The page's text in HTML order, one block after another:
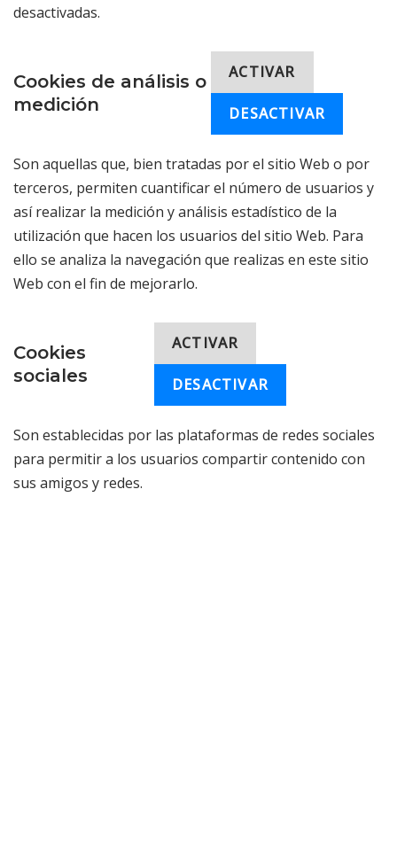
desactivadas.
Cookies de análisis o
medición
ACTIVAR
DESACTIVAR
Son aquellas que, bien tratadas por el sitio Web o por
terceros, permiten cuantificar el número de usuarios y
así realizar la medición y análisis estadístico de la
utilización que hacen los usuarios del sitio Web. Para
ello se analiza la navegación que realizas en este sitio
Web con el fin de mejorarlo.
Cookies
sociales
ACTIVAR
DESACTIVAR
Son establecidas por las plataformas de redes sociales
para permitir a los usuarios compartir contenido con
sus amigos y redes.